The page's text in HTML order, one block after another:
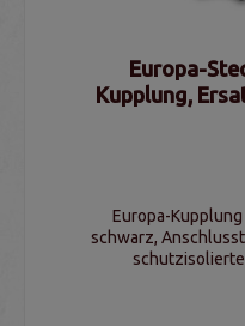
Europa-
Kupplung,
Europa-
schwarz,